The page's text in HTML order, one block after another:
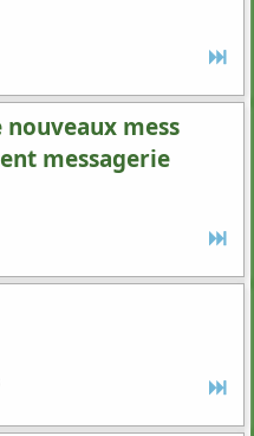
mess
messagerie